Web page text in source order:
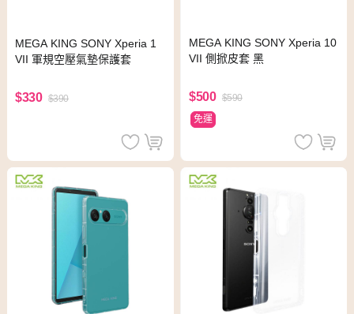
MEGA KING SONY Xperia 1
VII 軍規空壓氣墊保護套
$330 $390
MEGA KING SONY Xperia 10
VII 側掀皮套 黑
$500 $590
免運